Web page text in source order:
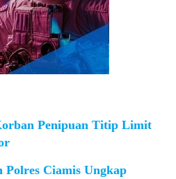
Penipuan Titip Limit
Polres Ciamis Ungkap